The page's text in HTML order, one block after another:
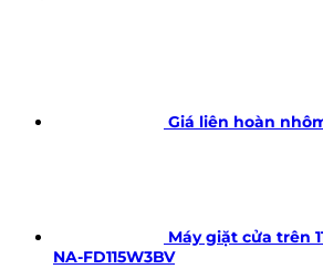
Giá liên hoàn
Máy giặt cửa trên
NA-FD115W3BV